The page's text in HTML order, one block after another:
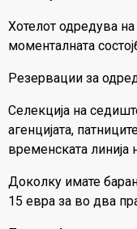
Хотелот одредува
моменталната
Резервации за
Селекција на
агенцијата,
временската линија
Доколку имате
15 евра за во два